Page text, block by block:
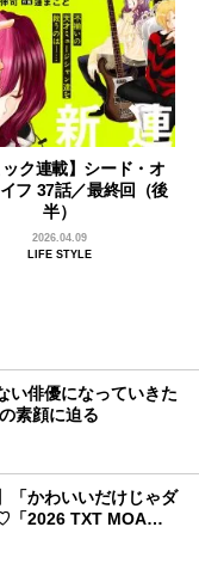
ック連載】シード・オ
フ 37話／最終回（後
半）
2026.04.09
LIFE STYLE
い俳優になっていきた
素顔に迫る
「かわいいだけじゃダ
「2026 TXT MOA
詳細レポ【後編】